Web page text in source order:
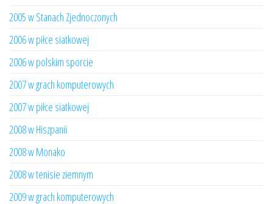
2005 w Stanach Zjednoczonych
2006 w piłce siatkowej
2006 w polskim sporcie
2007 w grach komputerowych
2007 w piłce siatkowej
2008 w Hiszpanii
2008 w Monako
2008 w tenisie ziemnym
2009 w grach komputerowych